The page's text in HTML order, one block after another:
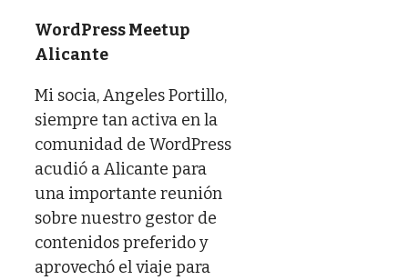
WordPress Meetup
Alicante
Mi socia, Angeles Portillo,
siempre tan activa en la
comunidad de WordPress
acudió a Alicante para
una importante reunión
sobre nuestro gestor de
contenidos preferido y
aprovechó el viaje para